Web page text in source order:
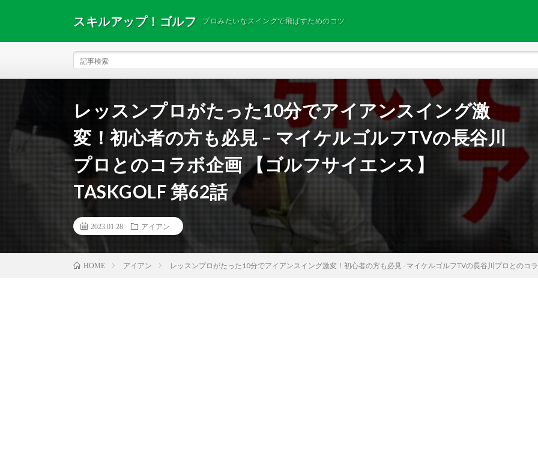
スキルアップ！ゴルフ プロみたいなスイングで飛ばすためのコツ
レッスンプロがたった10分でアイアンスイング激
変！初心者の方も必見 – マイケルゴルフTVの長谷川
プロとのコラボ企画 【ゴルフサイエンス】
TASKGOLF 第62話
2023.01.28 アイアン
HOME アイアン レッスンプロがたった10分でアイアンスイング激変！初心者の方も必見 - マイケルゴルフTVの長谷川プロとのコ